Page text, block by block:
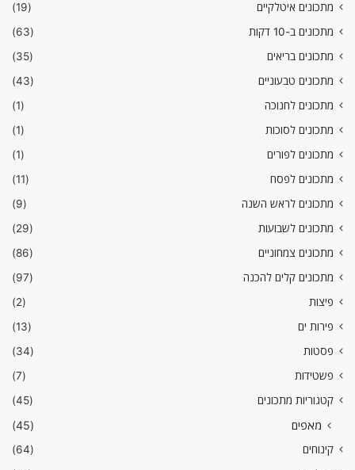
מתכונים איטלקיים
(19)
מתכונים ב-10 דקות
(63)
מתכונים בריאים
(35)
מתכונים טבעוניים
(43)
מתכונים לחנוכה
(1)
מתכונים לסוכות
(1)
מתכונים לפורים
(1)
מתכונים לפסח
(11)
מתכונים לראש השנה
(9)
מתכונים לשבועות
(29)
מתכונים צמחוניים
(86)
מתכונים קלים להכנה
(97)
פיצות
(2)
פירות ים
(13)
פסטות
(34)
פשטידות
(7)
קטגוריות מתכונים
(45)
מאפים (45)
קינוחים
(64)